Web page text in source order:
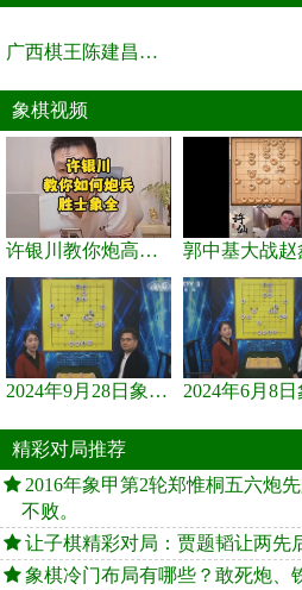
广西棋王陈建昌直播间
象棋视频
许银川教你炮高兵士象全如何赢士象全，简单四步即可
2024年9月28日象棋世界栏目，刘君、蒋川讲解了第九届杨官璘杯象棋...
精彩对局推荐
2016年象甲第2轮郑惟桐五六炮
不败。
让子棋精彩对局：贾题韬让两先
象棋冷门布局有哪些？敢死炮、